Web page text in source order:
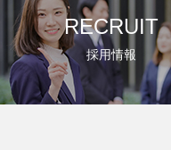
RECRUIT
採用情報